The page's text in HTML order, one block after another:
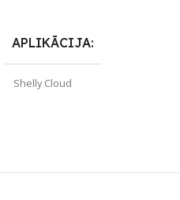
APLIKĀCIJA
Shelly Cloud
SAVIENOJUMS Wi-Fi